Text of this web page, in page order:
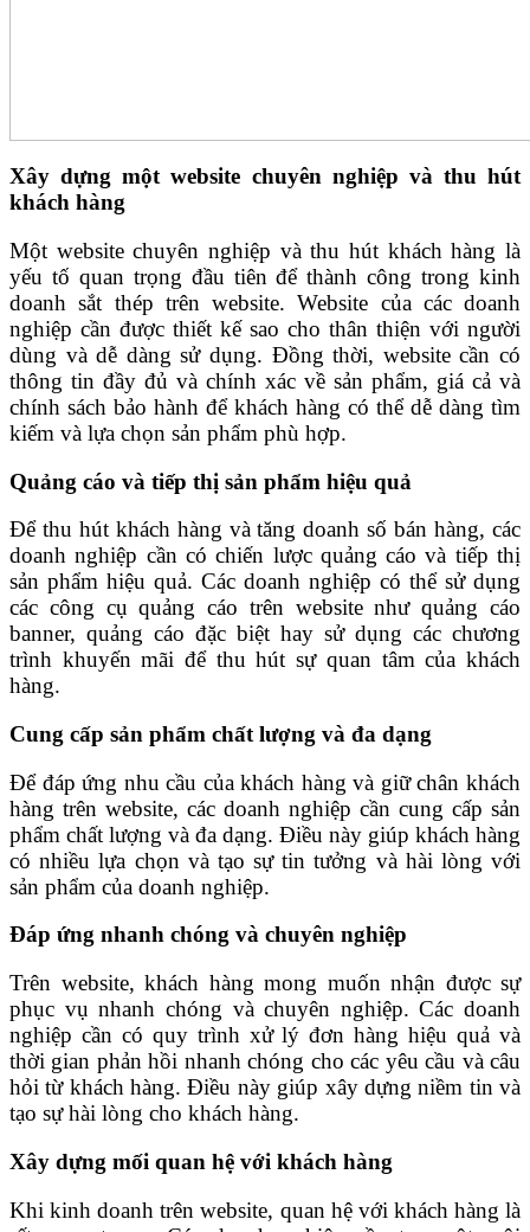
Xây dựng một website chuyên nghiệp và thu hút
khách hàng
Một website chuyên nghiệp và thu hút khách hàng là
yếu tố quan trọng đầu tiên để thành công trong kinh
doanh sắt thép trên website. Website của các doanh
nghiệp cần được thiết kế sao cho thân thiện với người
dùng và dễ dàng sử dụng. Đồng thời, website cần có
thông tin đầy đủ và chính xác về sản phẩm, giá cả và
chính sách bảo hành để khách hàng có thể dễ dàng tìm
kiếm và lựa chọn sản phẩm phù hợp.
Quảng cáo và tiếp thị sản phẩm hiệu quả
Để thu hút khách hàng và tăng doanh số bán hàng, các
doanh nghiệp cần có chiến lược quảng cáo và tiếp thị
sản phẩm hiệu quả. Các doanh nghiệp có thể sử dụng
các công cụ quảng cáo trên website như quảng cáo
banner, quảng cáo đặc biệt hay sử dụng các chương
trình khuyến mãi để thu hút sự quan tâm của khách
hàng.
Cung cấp sản phẩm chất lượng và đa dạng
Để đáp ứng nhu cầu của khách hàng và giữ chân khách
hàng trên website, các doanh nghiệp cần cung cấp sản
phẩm chất lượng và đa dạng. Điều này giúp khách hàng
có nhiều lựa chọn và tạo sự tin tưởng và hài lòng với
sản phẩm của doanh nghiệp.
Đáp ứng nhanh chóng và chuyên nghiệp
Trên website, khách hàng mong muốn nhận được sự
phục vụ nhanh chóng và chuyên nghiệp. Các doanh
nghiệp cần có quy trình xử lý đơn hàng hiệu quả và
thời gian phản hồi nhanh chóng cho các yêu cầu và câu
hỏi từ khách hàng. Điều này giúp xây dựng niềm tin và
tạo sự hài lòng cho khách hàng.
Xây dựng mối quan hệ với khách hàng
Khi kinh doanh trên website, quan hệ với khách hàng là